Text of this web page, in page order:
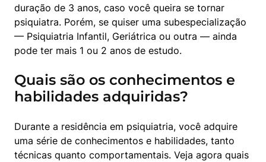
duração de 3 anos, caso você queira se tornar
psiquiatra. Porém, se quiser uma subespecialização
— Psiquiatria Infantil, Geriátrica ou outra — ainda
pode ter mais 1 ou 2 anos de estudo.
Quais são os conhecimentos e
habilidades adquiridas?
Durante a residência em psiquiatria, você adquire
uma série de conhecimentos e habilidades, tanto
técnicas quanto comportamentais. Veja agora quais